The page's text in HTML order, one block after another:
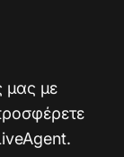
μας με